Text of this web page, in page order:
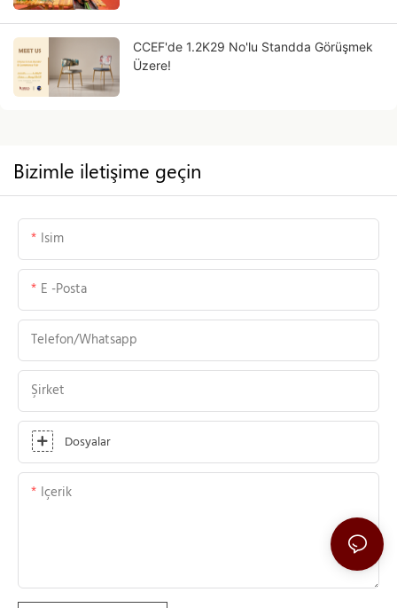
CCEF'de 1.2K29 No'lu Standda Görüşmek
Üzere!
Bizimle iletişime geçin
Isim
E -posta
Telefon/whatsapp
Şirket
Dosyalar
Içerik